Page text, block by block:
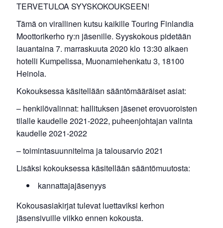
TERVETULOA SYYSKOKOUKSEEN!
Tämä on virallinen kutsu kaikille Touring Finlandia
Moottorikerho ry:n jäsenille. Syyskokous pidetään
lauantaina 7. marraskuuta 2020 klo 13:30 alkaen
hotelli Kumpelissa, Muonamiehenkatu 3, 18100
Heinola.
Kokouksessa käsitellään sääntömääräiset asiat:
– henkilövalinnat: hallituksen jäsenet erovuoroisten
tilalle kaudelle 2021-2022, puheenjohtajan valinta
kaudelle 2021-2022
– toimintasuunnitelma ja talousarvio 2021
Lisäksi kokouksessa käsitellään sääntömuutosta:
kannattajajäsenyys
Kokousasiakirjat tulevat luettaviksi kerhon
jäsensivuille viikko ennen kokousta.